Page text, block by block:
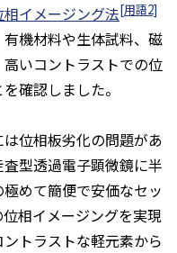
相イメージング法[用語2]
機材料や生体試料、磁
いコントラストでの位
確認しました。
位相板劣化の問題があ
型透過電子顕微鏡に半
めて簡便で安価なセッ
相イメージングを実現
トラストな軽元素から